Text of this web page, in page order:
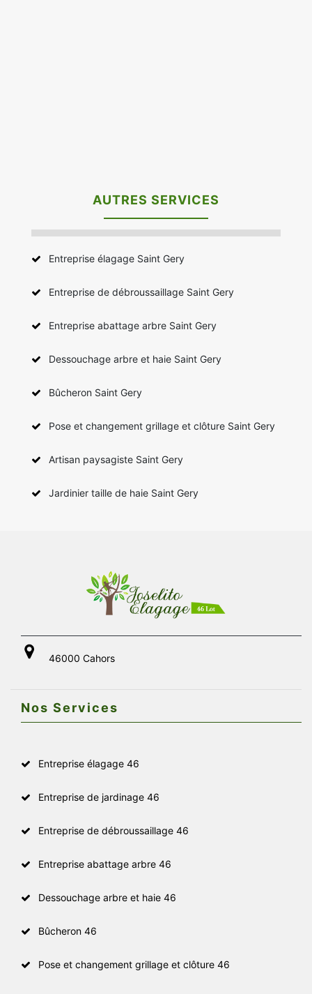
AUTRES SERVICES
Entreprise élagage Saint Gery
Entreprise de débroussaillage Saint Gery
Entreprise abattage arbre Saint Gery
Dessouchage arbre et haie Saint Gery
Bûcheron Saint Gery
Pose et changement grillage et clôture Saint Gery
Artisan paysagiste Saint Gery
Jardinier taille de haie Saint Gery
46000 Cahors
Nos Services
Entreprise élagage 46
Entreprise de jardinage 46
Entreprise de débroussaillage 46
Entreprise abattage arbre 46
Dessouchage arbre et haie 46
Bûcheron 46
Pose et changement grillage et clôture 46